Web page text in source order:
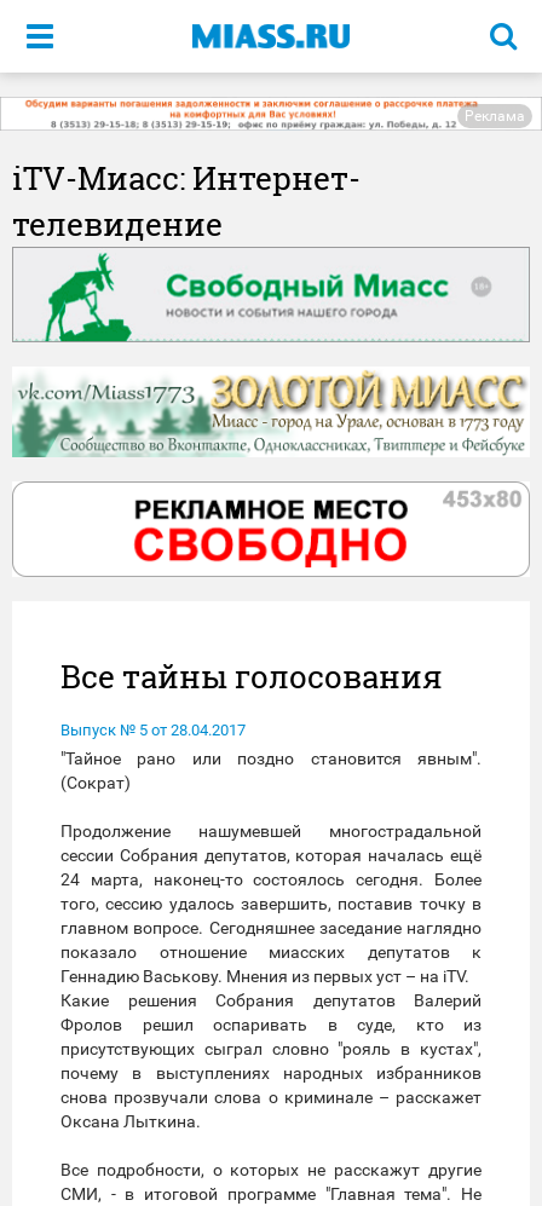
Меню
Реклама
iTV-Миасс: Интернет-
телевидение
Все тайны голосования
Выпуск № 5 от 28.04.2017
"Тайное рано или поздно становится явным".
(Сократ)
Продолжение нашумевшей многострадальной
сессии Собрания депутатов, которая началась ещё
24 марта, наконец-то состоялось сегодня. Более
того, сессию удалось завершить, поставив точку в
главном вопросе. Сегодняшнее заседание наглядно
показало отношение миасских депутатов к
Геннадию Васькову. Мнения из первых уст – на iTV.
Какие решения Собрания депутатов Валерий
Фролов решил оспаривать в суде, кто из
присутствующих сыграл словно "рояль в кустах",
почему в выступлениях народных избранников
снова прозвучали слова о криминале – расскажет
Оксана Лыткина.
Все подробности, о которых не расскажут другие
СМИ, - в итоговой программе "Главная тема". Не